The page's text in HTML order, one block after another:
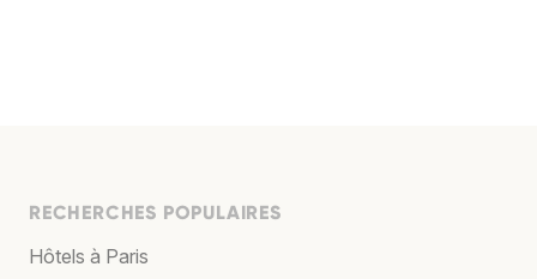
RECHERCHES POPULAIRES
Hôtels à Paris